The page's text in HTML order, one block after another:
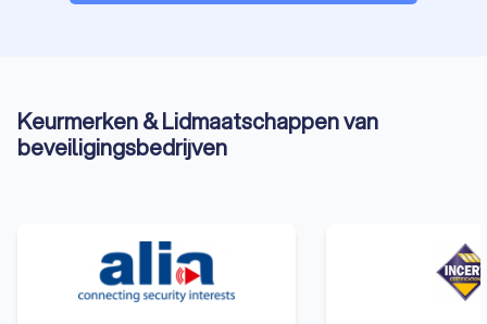
Keurmerken & Lidmaatschappen van
beveiligingsbedrijven